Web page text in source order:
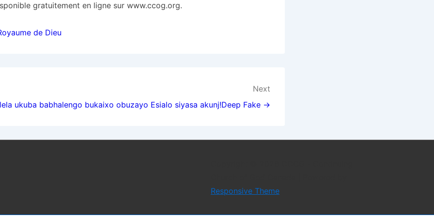
gratuitement en ligne sur www.ccog.org.
de Dieu
ukuba babhalengo bukaixo obuzayo Esialo siyasa akunj!
Next
Deep Fake →
Responsive Theme